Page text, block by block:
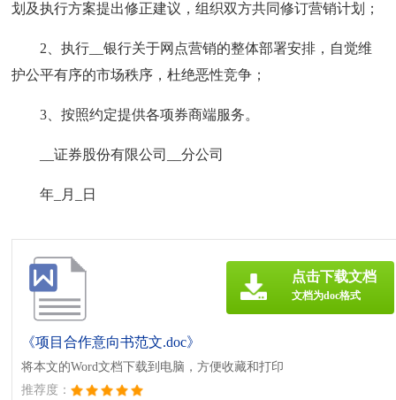
划及执行方案提出修正建议，组织双方共同修订营销计划；
2、执行__银行关于网点营销的整体部署安排，自觉维
护公平有序的市场秩序，杜绝恶性竞争；
3、按照约定提供各项券商端服务。
__证券股份有限公司__分公司
年_月_日
《项目合作意向书范文.doc》
将本文的Word文档下载到电脑，方便收藏和打印
推荐度：
点击下载文档
文档为doc格式